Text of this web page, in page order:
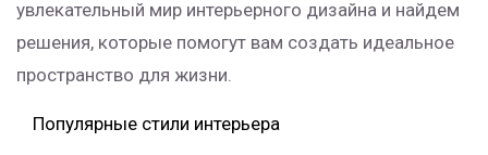
увлекательный мир интерьерного дизайна и найдем
решения, которые помогут вам создать идеальное
пространство для жизни.
Популярные стили интерьера